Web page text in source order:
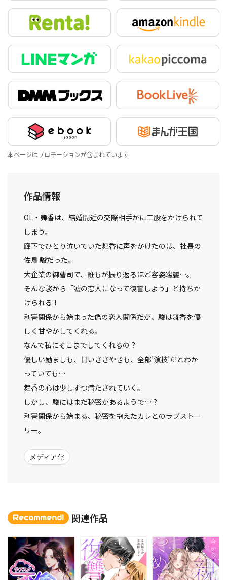
本ページはプロモーションが含まれています
作品情報
OL・舞香は、結婚間近の交際相手かに二股をかけられて
しまう。
廊下でひとり泣いていた舞香に声をかけたのは、社長の
佐鳥 駿だった。
大企業の御曹司で、誰もが振り返るほど容姿端麗…。
そんな駿から「嘘の恋人になって復讐しよう」と持ちか
けられる！
利害関係から始まった偽の恋人関係だが、駿は舞香を優
しく甘やかしてくれる。
なんで私にそこまでしてくれるの？
優しい励ましも、甘いささやきも、全部’演技’だとわか
っていても…
舞香の心は少しずつ満たされていく。
しかし、駿にはまだ秘密があるようで…？
利害関係から始まる、秘密を抱えたカレとのラブストー
リー。
メディア化
Recommend! 関連作品